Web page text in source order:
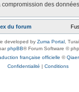
compromission des
du forum
developed by Zuma Portal ,
phpBB® Forum Software ©
française officielle ©
Confidentialité | Conditions